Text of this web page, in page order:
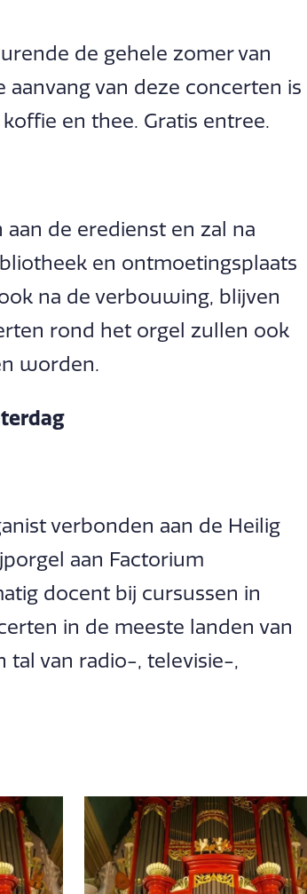
de gehele zomer van
van deze concerten is
en thee. Gratis entree.
de eredienst en zal na
en ontmoetingsplaats
na de verbouwing, blijven
rond het orgel zullen ook
worden.
verbonden aan de Heilig
aan Factorium
docent bij cursussen in
in de meeste landen van
tal van radio-, televisie-,